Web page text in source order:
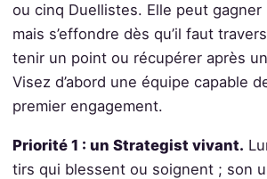
ou cinq Duellistes. Elle peut gagner
mais s’effondre dès qu’il faut
tenir un point ou récupérer après
Visez d’abord une équipe capable
premier engagement.
Priorité 1 : un Strategist vivant.
tirs qui blessent ou soignent ; son